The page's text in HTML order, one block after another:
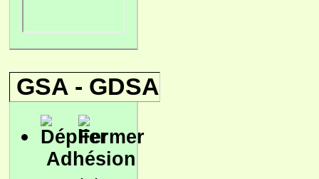
GSA - GDSA
Adhésion